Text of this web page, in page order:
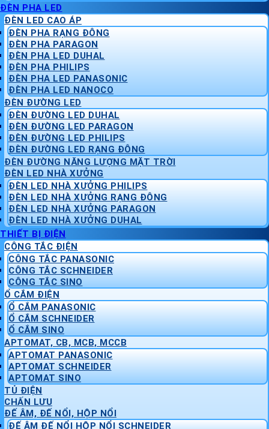
ĐÈN PHA LED
ĐÈN LED CAO ÁP
ĐÈN PHA RẠNG ĐÔNG
ĐÈN PHA PARAGON
ĐÈN PHA LED DUHAL
ĐÈN PHA PHILIPS
ĐÈN PHA LED PANASONIC
ĐÈN PHA LED NANOCO
ĐÈN ĐƯỜNG LED
ĐÈN ĐƯỜNG LED DUHAL
ĐÈN ĐƯỜNG LED PARAGON
ĐÈN ĐƯỜNG LED PHILIPS
ĐÈN ĐƯỜNG LED RẠNG ĐÔNG
ĐÈN ĐƯỜNG NĂNG LƯỢNG MẶT TRỜI
ĐÈN LED NHÀ XƯỞNG
ĐÈN LED NHÀ XƯỞNG PHILIPS
ĐÈN LED NHÀ XƯỞNG RẠNG ĐÔNG
ĐÈN LED NHÀ XƯỞNG PARAGON
ĐÈN LED NHÀ XƯỞNG DUHAL
THIẾT BỊ ĐIỆN
CÔNG TẮC ĐIỆN
CÔNG TẮC PANASONIC
CÔNG TẮC SCHNEIDER
CÔNG TẮC SINO
Ổ CẮM ĐIỆN
Ổ CẮM PANASONIC
Ổ CẮM SCHNEIDER
Ổ CẮM SINO
APTOMAT, CB, MCB, MCCB
APTOMAT PANASONIC
APTOMAT SCHNEIDER
APTOMAT SINO
TỦ ĐIỆN
CHẤN LƯU
ĐẾ ÂM, ĐẾ NỔI, HỘP NỔI
ĐẾ ÂM ĐẾ NỔI HỘP NỔI SCHNEIDER